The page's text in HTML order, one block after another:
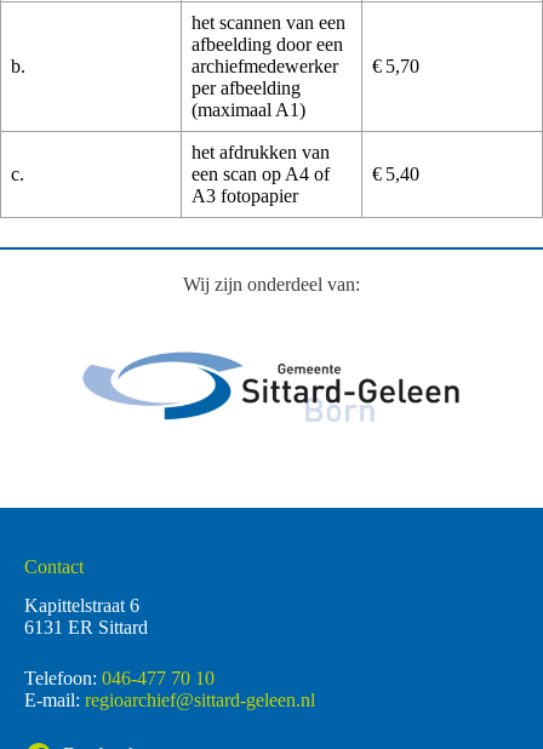
b.
het scannen van een
afbeelding door een
archiefmedewerker
per afbeelding
(maximaal A1)
€ 5,70
c.
het afdrukken van
een scan op A4 of
A3 fotopapier
€ 5,40
Wij zijn onderdeel van:
Contact
Kapittelstraat 6
6131 ER Sittard
Telefoon: 046-477 70 10
E-mail: regioarchief@sittard-geleen.nl